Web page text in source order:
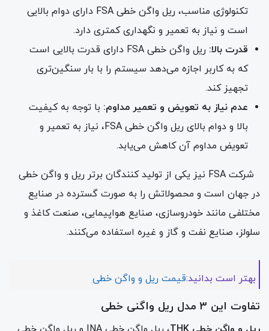
تکنولوژی مناسب، ریل واگن خطی FSA دارای دوام بالایی
است و نیاز به تعمیر و نگهداری کمتری دارد.
قدرت بالا:
ریل واگن خطی FSA دارای قدرت بالایی است
که به کاربر اجازه می‌دهد سیستم را با بار سنگین‌تری
تجهیز کند.
عدم نیاز به تعویض و تعمیر مداوم: با توجه به کیفیت
بالا و دوام بالای ریل واگن خطی FSA، نیاز به تعمیر و
تعویض مداوم آن کاهش می‌یابد.
شرکت FSA نیز یکی از تولید کنندگان برتر ریل و واگن خطی
در جهان است و محصولاتش را به صورت گسترده در صنایع
مختلفی مانند خودروسازی، صنایع هواپیمایی، صنعت کاغذ و
سلولز، صنایع نفت و گاز و غیره استفاده می‌کنند.
بهتر است بدانید:قیمت ریل و واگن خطی
تفاوت این 3 مدل ریل واگنی خطی